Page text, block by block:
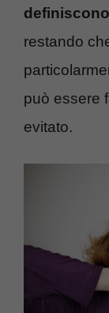
restando
può essere
evitato.